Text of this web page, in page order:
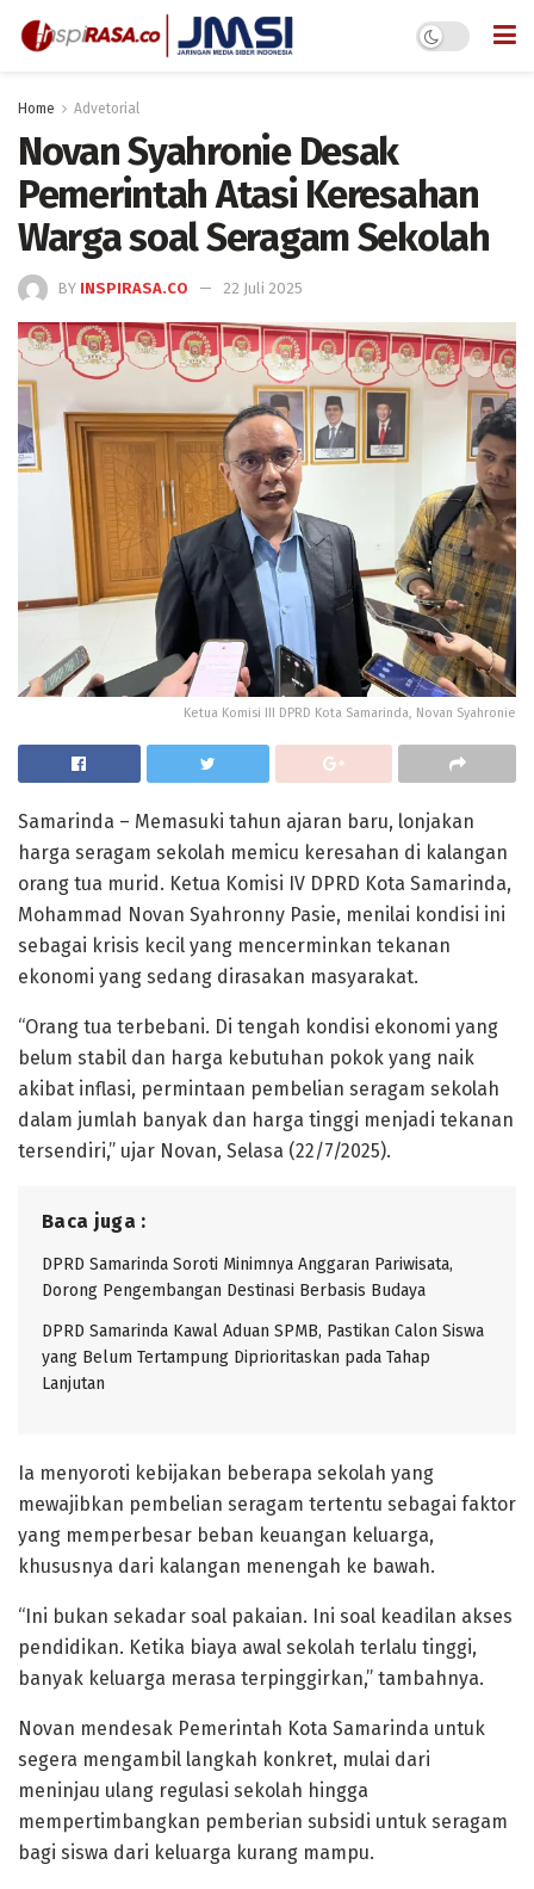
Home Advetorial
Novan Syahronie Desak
Pemerintah Atasi Keresahan
Warga soal Seragam Sekolah
BY INSPIRASA.CO 22 Juli 2025
Ketua Komisi III DPRD Kota Samarinda, Novan Syahronie
Samarinda – Memasuki tahun ajaran baru, lonjakan
harga seragam sekolah memicu keresahan di kalangan
orang tua murid. Ketua Komisi IV DPRD Kota Samarinda,
Mohammad Novan Syahronny Pasie, menilai kondisi ini
sebagai krisis kecil yang mencerminkan tekanan
ekonomi yang sedang dirasakan masyarakat.
“Orang tua terbebani. Di tengah kondisi ekonomi yang
belum stabil dan harga kebutuhan pokok yang naik
akibat inflasi, permintaan pembelian seragam sekolah
dalam jumlah banyak dan harga tinggi menjadi tekanan
tersendiri,” ujar Novan, Selasa (22/7/2025).
Baca juga :
DPRD Samarinda Soroti Minimnya Anggaran Pariwisata,
Dorong Pengembangan Destinasi Berbasis Budaya
DPRD Samarinda Kawal Aduan SPMB, Pastikan Calon Siswa
yang Belum Tertampung Diprioritaskan pada Tahap
Lanjutan
Ia menyoroti kebijakan beberapa sekolah yang
mewajibkan pembelian seragam tertentu sebagai faktor
yang memperbesar beban keuangan keluarga,
khususnya dari kalangan menengah ke bawah.
“Ini bukan sekadar soal pakaian. Ini soal keadilan akses
pendidikan. Ketika biaya awal sekolah terlalu tinggi,
banyak keluarga merasa terpinggirkan,” tambahnya.
Novan mendesak Pemerintah Kota Samarinda untuk
segera mengambil langkah konkret, mulai dari
meninjau ulang regulasi sekolah hingga
mempertimbangkan pemberian subsidi untuk seragam
bagi siswa dari keluarga kurang mampu.